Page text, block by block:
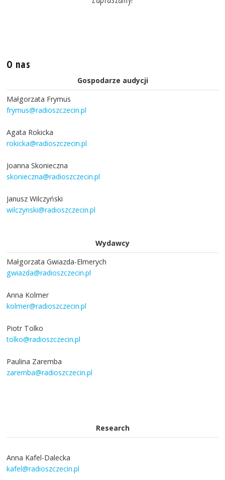
O nas
Gospodarze audycji
Małgorzata Frymus
frymus@radioszczecin.pl
Agata Rokicka
rokicka@radioszczecin.pl
Joanna Skonieczna
skonieczna@radioszczecin.pl
Janusz Wilczyński
wilczynski@radioszczecin.pl
Wydawcy
Małgorzata Gwiazda-Elmerych
gwiazda@radioszczecin.pl
Anna Kolmer
kolmer@radioszczecin.pl
Piotr Tolko
tolko@radioszczecin.pl
Paulina Zaremba
zaremba@radioszczecin.pl
Research
Anna Kafel-Dalecka
kafel@radioszczecin.pl